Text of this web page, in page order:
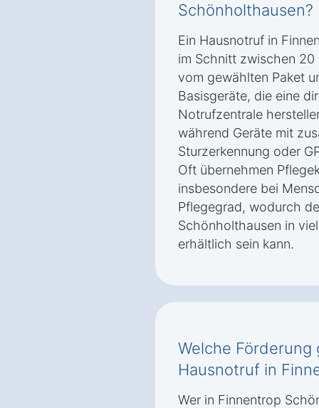
Schönholthausen?
Ein Hausnotruf in
im Schnitt zwischen
vom gewählten Paket
Basisgeräte, die eine
Notrufzentrale
während Geräte mit
Sturzerkennung oder
Oft übernehmen
insbesondere bei
Pflegegrad, wodurch
Schönholthausen in
erhältlich sein kann.
Welche
Hausnotruf in
Wer in Finnentrop